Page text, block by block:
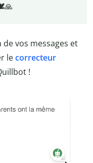
vos messages et
lecorrecteur
!